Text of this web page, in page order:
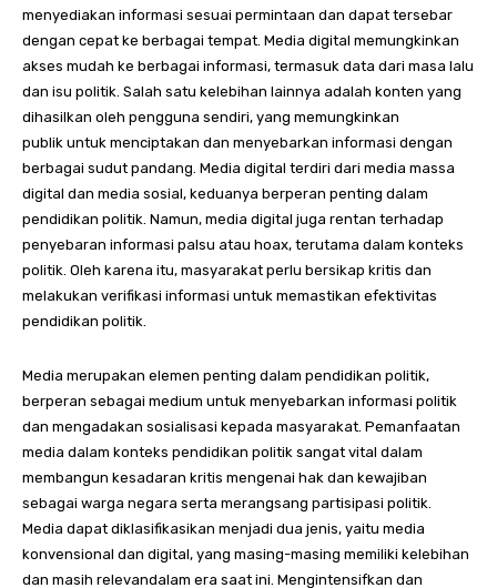
menyediakan informasi sesuai permintaan dan dapat tersebar
dengan cepat ke berbagai tempat. Media digital memungkinkan
akses mudah ke berbagai informasi, termasuk data dari masa lalu
dan isu politik. Salah satu kelebihan lainnya adalah konten yang
dihasilkan oleh pengguna sendiri, yang memungkinkan
publik untuk menciptakan dan menyebarkan informasi dengan
berbagai sudut pandang. Media digital terdiri dari media massa
digital dan media sosial, keduanya berperan penting dalam
pendidikan politik. Namun, media digital juga rentan terhadap
penyebaran informasi palsu atau hoax, terutama dalam konteks
politik. Oleh karena itu, masyarakat perlu bersikap kritis dan
melakukan verifikasi informasi untuk memastikan efektivitas
pendidikan politik.
Media merupakan elemen penting dalam pendidikan politik,
berperan sebagai medium untuk menyebarkan informasi politik
dan mengadakan sosialisasi kepada masyarakat. Pemanfaatan
media dalam konteks pendidikan politik sangat vital dalam
membangun kesadaran kritis mengenai hak dan kewajiban
sebagai warga negara serta merangsang partisipasi politik.
Media dapat diklasifikasikan menjadi dua jenis, yaitu media
konvensional dan digital, yang masing-masing memiliki kelebihan
dan masih relevandalam era saat ini. Mengintensifkan dan